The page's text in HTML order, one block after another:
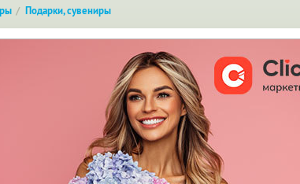
Подарки, сувениры